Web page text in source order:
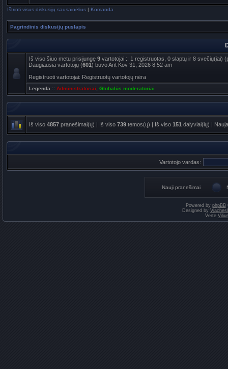
Ištrinti visus diskusijų sausainėlius | Komanda
Pagrindinis diskusijų puslapis
Iš viso šiuo metu prisijungę 9 vartotojai :: 1 registruotas, 0 slaptų ir 8 svečių(iai)
Daugiausia vartotojų (601) buvo Ant Kov 31, 2026 8:52 am
Registruoti vartotojai: Registruotų vartotojų nėra
Legenda :: Administratoriai Globalūs moderatoriai
Iš viso 4857 pranešimai(ų) | Iš viso 739 temos(ų) | Iš viso 151 dalyviai(ių) |
Vartotojo vardas:
Nauji pranešimai
Powered by phpBB
Designed by
Vertė